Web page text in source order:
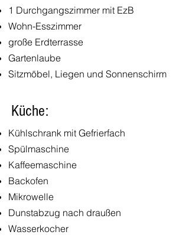
Küche:
1 Durchgangszimmer mit EzB
Wohn-Esszimmer
große Erdterrasse
Gartenlaube
Sitzmöbel, Liegen und Sonnenschirm
Kühlschrank mit Gefrierfach
Spülmaschine
Kaffeemaschine
Backofen
Mikrowelle
Dunstabzug nach draußen
Wasserkocher